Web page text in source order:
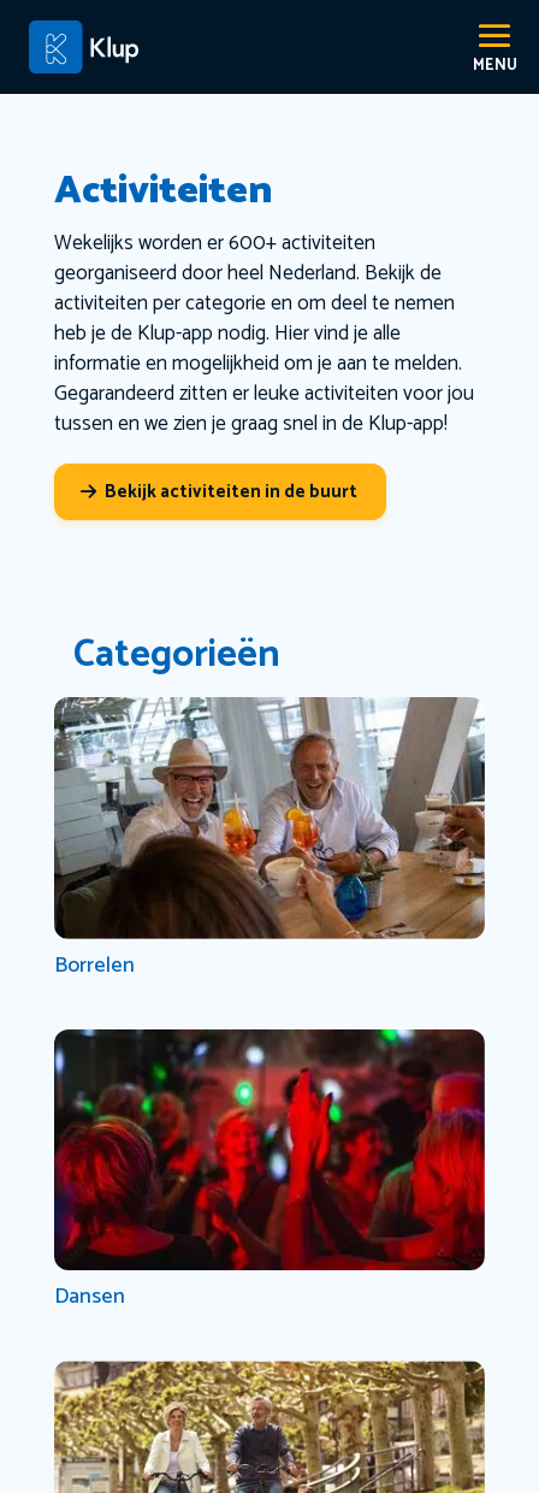
Activiteiten
Wekelijks worden er 600+ activiteiten
georganiseerd door heel Nederland. Bekijk de
activiteiten per categorie en om deel te nemen
heb je de Klup-app nodig. Hier vind je alle
informatie en mogelijkheid om je aan te melden.
Gegarandeerd zitten er leuke activiteiten voor jou
tussen en we zien je graag snel in de Klup-app!
Bekijk activiteiten in de buurt
Categorieën
Borrelen
Dansen